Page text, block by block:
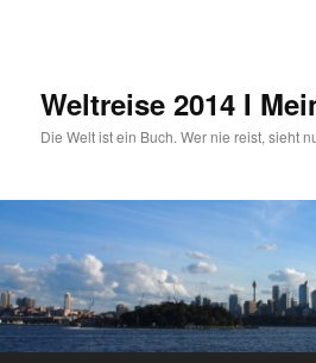
Weltreise 2014 I
Die Welt ist ein Buch. Wer nie reist, sieht